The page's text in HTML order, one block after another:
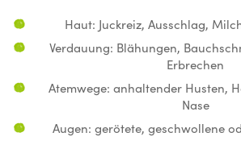
Haut: Juckreiz, Ausschlag,
Verdauung: Blähungen,
Erbrechen
Atemwege: anhaltender Husten,
Nase
Augen: gerötete, geschwollene